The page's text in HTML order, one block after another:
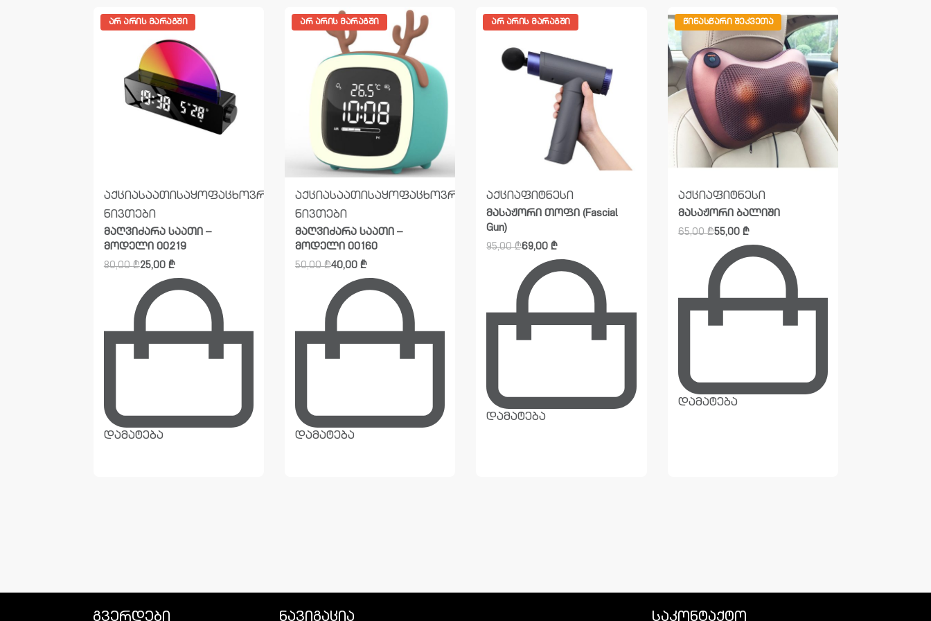
ᲐᲠ ᲐᲠᲘᲡ ᲛᲐᲠᲐᲒᲨᲘ
აქციასაათისაყოფაცხოვრებო
ნივთები
მაღვიძარა საათი –
მოდელი 00219
80,00₾25,00 ₾
დამატება
ᲐᲠ ᲐᲠᲘᲡ ᲛᲐᲠᲐᲒᲨᲘ
აქციასაათისაყოფაცხოვრებო
ნივთები
მაღვიძარა საათი –
მოდელი 00160
50,00₾40,00₾
დამატება
ᲐᲠ ᲐᲠᲘᲡ ᲛᲐᲠᲐᲒᲨᲘ
აქციაფიტნესი
მასაჟორი თოფი (Fascial
Gun)
95,00₾69,00₾
დამატება
ᲬᲘᲜᲐᲡᲬᲐᲠᲘ ᲨᲔᲙᲕᲔᲗᲐ
აქციაფიტნესი
მასაჟორი ბალიში
65,00₾55,00 ₾
დამატება
გვერდები ნავიგაცია საკონტაქტო